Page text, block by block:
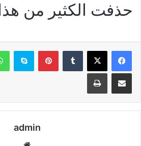
حذفت الكثير من
بينتيريست
مشاركة عبر البريد طباعة
admin